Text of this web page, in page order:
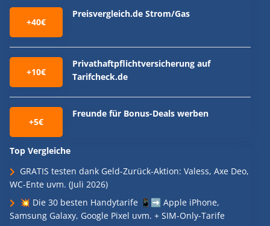
+40€
Preisvergleich.de Strom/Gas
+10€
Privathaftpflichtversicherung auf
Tarifcheck.de
+5€
Freunde für Bonus-Deals werben
Top Vergleiche
GRATIS testen dank Geld-Zurück-Aktion: Valess, Axe Deo,
WC-Ente uvm. (Juli 2026)
💥 Die 30 besten Handytarife 📱➡️ Apple iPhone,
Samsung Galaxy, Google Pixel uvm. + SIM-Only-Tarife